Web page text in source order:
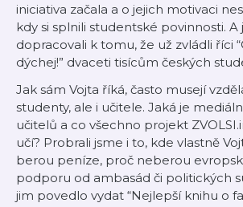
iniciativa začala a o jejich motivaci
kdy si splnili studentské povinnosti. A
dopracovali k tomu, že už zvládli říci
dýchej!” dvaceti tisícům českých
Jak sám Vojta říká, často musejí
studenty, ale i učitele. Jaká je
učitelů a co všechno projekt
učí? Probrali jsme i to, kde vlastně
berou peníze, proč neberou
podporu od ambasád či politických
jim povedlo vydat “Nejlepší knihu o